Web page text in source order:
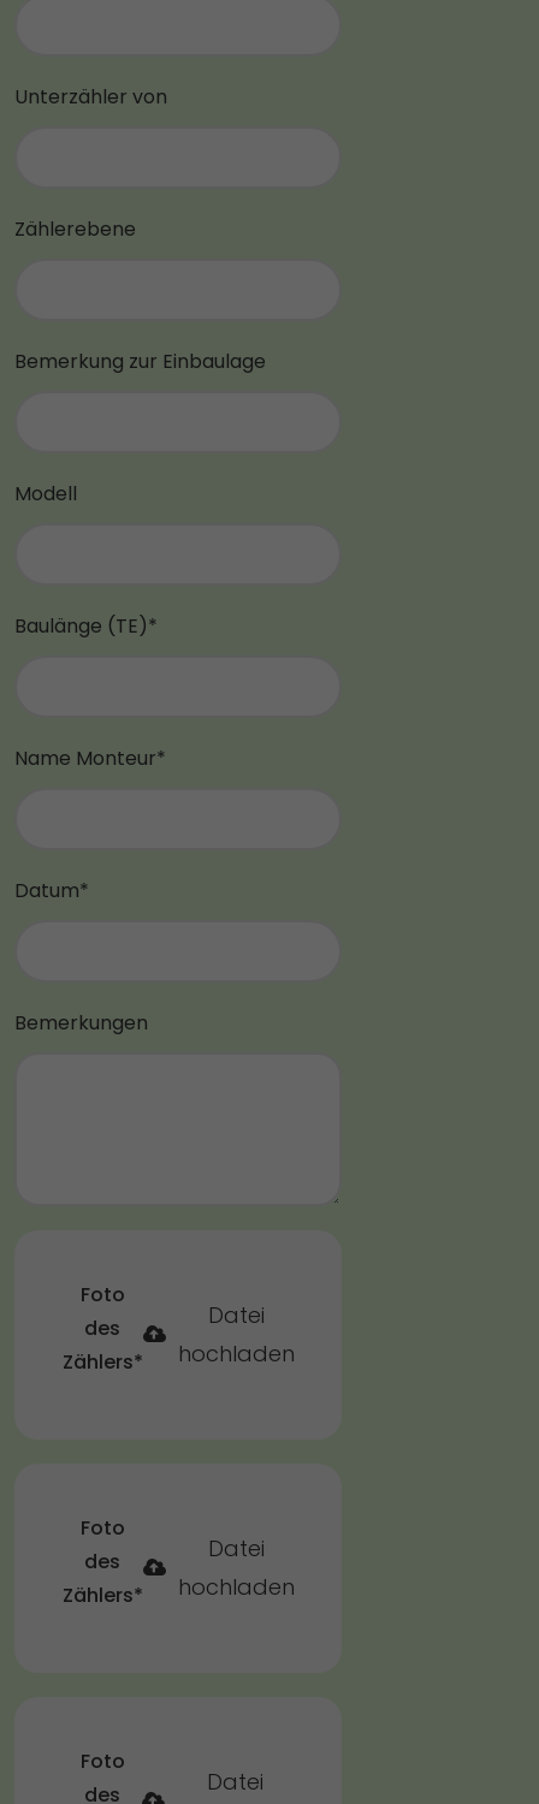
Unterzähler von
Zählerebene
Bemerkung zur Einbaulage
Modell
Baulänge (TE)*
Name Monteur*
Datum*
Bemerkungen
Foto
des
Zählers*
Datei
hochladen
Foto
des
Zählers*
Datei
hochladen
Foto
des
Datei